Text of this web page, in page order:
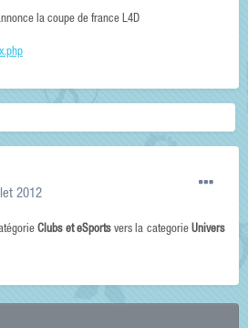
la coupe de france L4D
2012
Clubs et eSportsvers la categorie Univers